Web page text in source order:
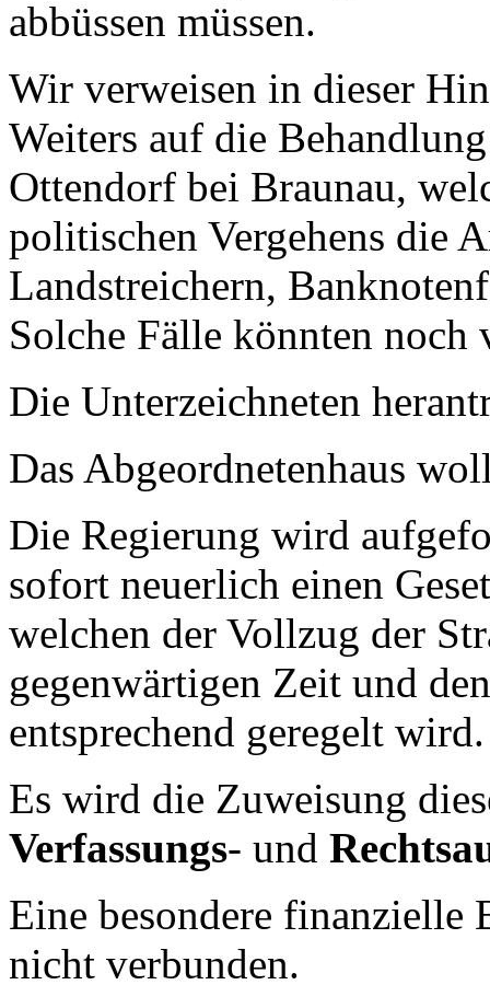
abbüssen müssen.
Wir verweisen in dieser
Weiters auf die
Ottendorf bei Braunau,
politischen Vergehens die
Landstreichern,
Solche Fälle könnten noch
Die Unterzeichneten
Das Abgeordnetenhaus
Die Regierung wird
sofort neuerlich einen
welchen der Vollzug der
gegenwärtigen Zeit und
entsprechend geregelt wird.
Es wird die Zuweisung
Verfassungs- und
Eine besondere finanzielle
nicht verbunden.